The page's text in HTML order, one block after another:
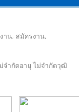
าน, สมัครงาน,
จำกัดอายุ ไม่จำกัดวุฒิ